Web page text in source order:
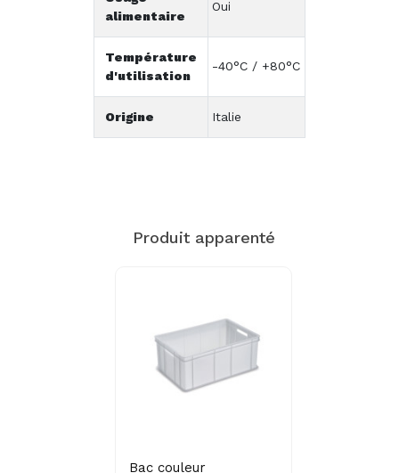
alimentaire
Oui
Température
d'utilisation
-40°C / +80°C
Origine Italie
Produit apparenté
Bac couleur